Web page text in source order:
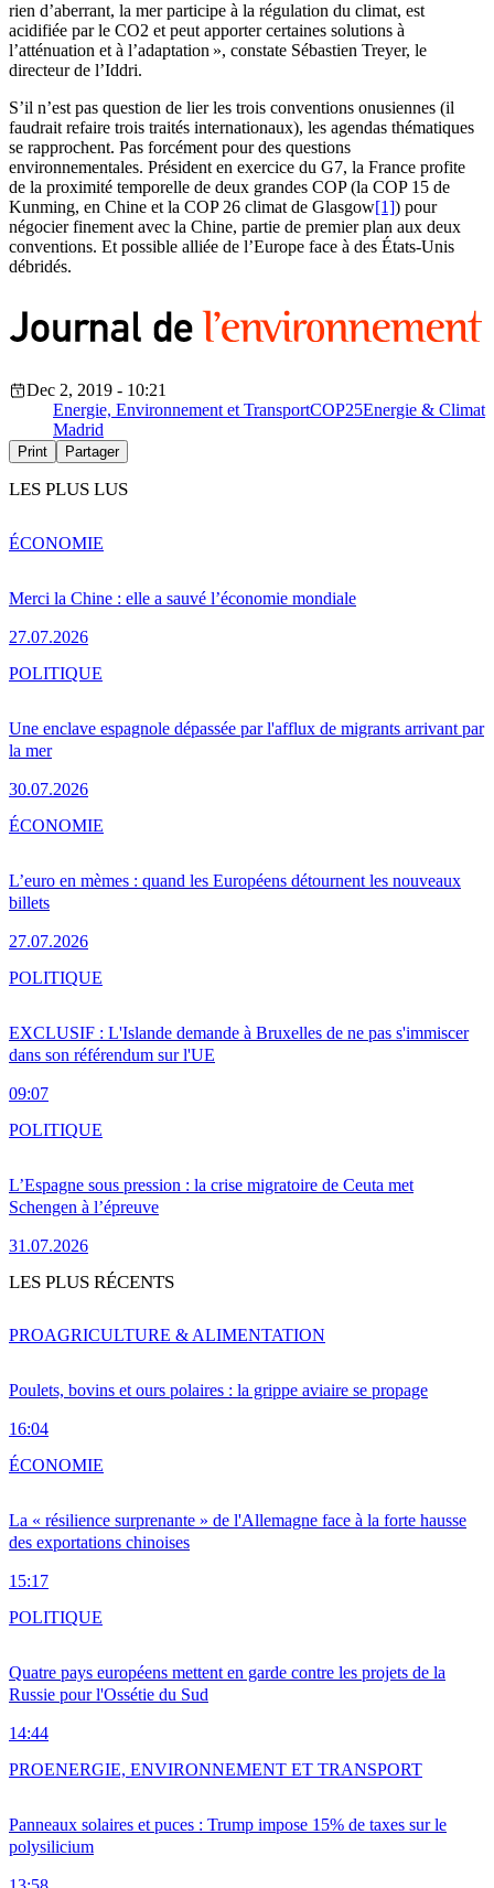
rien d’aberrant, la mer participe à la régulation du climat, est
acidifiée par le CO2 et peut apporter certaines solutions à
l’atténuation et à l’adaptation », constate Sébastien Treyer, le
directeur de l’Iddri.
S’il n’est pas question de lier les trois conventions onusiennes (il
faudrait refaire trois traités internationaux), les agendas thématiques
se rapprochent. Pas forcément pour des questions
environnementales. Président en exercice du G7, la France profite
de la proximité temporelle de deux grandes COP (la COP 15 de
Kunming, en Chine et la COP 26 climat de Glasgow[1]) pour
négocier finement avec la Chine, partie de premier plan aux deux
conventions. Et possible alliée de l’Europe face à des États-Unis
débridés.
Dec 2, 2019 - 10:21
Energie, Environnement et TransportCOP25Energie & Climat
Madrid
Print Partager
LES PLUS LUS
Merci la Chine : elle a sauvé l’économie mondiale
27.07.2026
ÉCONOMIE
Une enclave espagnole dépassée par l'afflux de migrants arrivant par
la mer
30.07.2026
POLITIQUE
L’euro en mèmes : quand les Européens détournent les nouveaux
billets
27.07.2026
ÉCONOMIE
EXCLUSIF : L'Islande demande à Bruxelles de ne pas s'immiscer
dans son référendum sur l'UE
09:07
POLITIQUE
L’Espagne sous pression : la crise migratoire de Ceuta met
Schengen à l’épreuve
31.07.2026
POLITIQUE
LES PLUS RÉCENTS
Poulets, bovins et ours polaires : la grippe aviaire se propage
16:04
PROAGRICULTURE & ALIMENTATION
La « résilience surprenante » de l'Allemagne face à la forte hausse
des exportations chinoises
15:17
ÉCONOMIE
Quatre pays européens mettent en garde contre les projets de la
Russie pour l'Ossétie du Sud
14:44
POLITIQUE
Panneaux solaires et puces : Trump impose 15% de taxes sur le
polysilicium
PROENERGIE, ENVIRONNEMENT ET TRANSPORT